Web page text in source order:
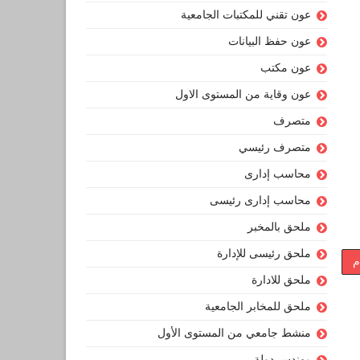
عون تقني للمكتبات الجامعية
عون حفظ البيانات
عون مكتب
عون وقاية من المستوى الاول
متصرف
متصرف رئيسي
محاسب إدارى
محاسب إدارى رئيسى
ملحق بالمخبر
ملحق رئيسى للإدارة
ملحق للادارة
ملحق للمخابر الجامعية
منشط جامعي من المستوى الأول